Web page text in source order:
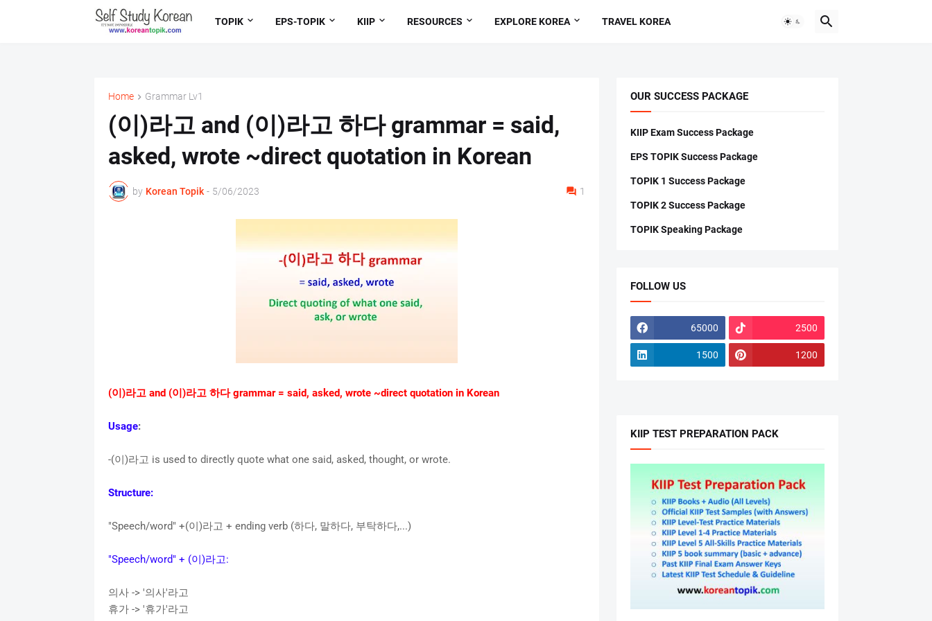
TOPIK EPS-TOPIK KIIP RESOURCES EXPLORE KOREA TRAVEL KOREA
Home Grammar Lv1
(이)라고 and (이)라고 하다 grammar = said,
asked, wrote ~direct quotation in Korean
by Korean Topik - 5/06/2023 1
(이)라고 and (이)라고 하다 grammar = said, asked, wrote ~direct quotation in Korean
Usage:
-(이)라고 is used to directly quote what one said, asked, thought, or wrote.
Structure:
"Speech/word" +(이)라고 + ending verb (하다, 말하다, 부탁하다,...)
"Speech/word" + (이)라고:
의사 -> '의사'라고
휴가 -> '휴가'라고
OUR SUCCESS PACKAGE
KIIP Exam Success Package
EPS TOPIK Success Package
TOPIK 1 Success Package
TOPIK 2 Success Package
TOPIK Speaking Package
FOLLOW US
65000 2500
1500 1200
KIIP TEST PREPARATION PACK